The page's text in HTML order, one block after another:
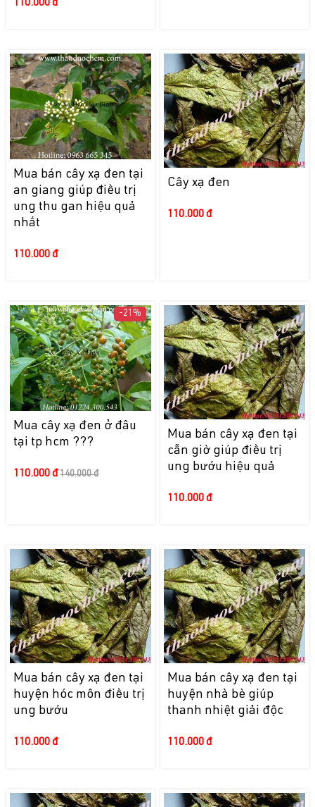
110.000 đ
Mua bán cây xạ đen tại
an giang giúp điều trị
ung thu gan hiệu quả
nhất
110.000 đ
Cây xạ đen
110.000 đ
-21%
Mua cây xạ đen ở đâu
tại tp hcm ???
110.000 đ 140.000 đ
Mua bán cây xạ đen tại
cẫn giờ giúp điều trị
ung bướu hiệu quả
110.000 đ
Mua bán cây xạ đen tại
huyện hóc môn điều trị
ung bướu
110.000 đ
Mua bán cây xạ đen tại
huyện nhà bè giúp
thanh nhiệt giải độc
110.000 đ